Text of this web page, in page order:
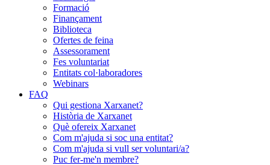
Formació
Finançament
Biblioteca
Ofertes de feina
Assessorament
Fes voluntariat
Entitats col·laboradores
Webinars
FAQ
Qui gestiona Xarxanet?
Història de Xarxanet
Què ofereix Xarxanet
Com m'ajuda si soc una entitat?
Com m'ajuda si vull ser voluntari/a?
Puc fer-me'n membre?